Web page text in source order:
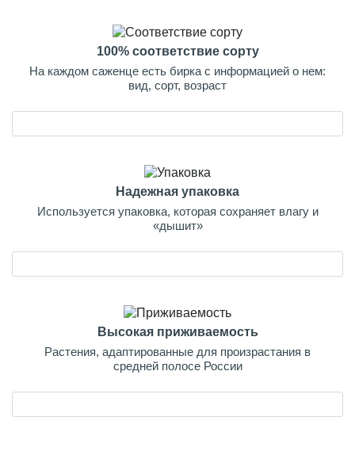
100% соответствие сорту
На каждом саженце есть бирка с информацией о нем:
вид, сорт, возраст
Надежная упаковка
Используется упаковка, которая сохраняет влагу и
«дышит»
Высокая приживаемость
Растения, адаптированные для произрастания в
средней полосе России